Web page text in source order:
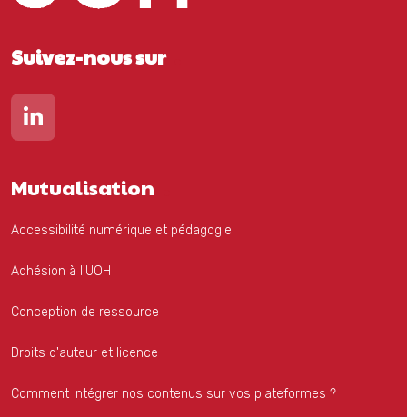
Suivez-nous sur
Lien vers notre page Linkedin
Mutualisation
Accessibilité numérique et pédagogie
Adhésion à l'UOH
Conception de ressource
Droits d'auteur et licence
Comment intégrer nos contenus sur vos plateformes ?